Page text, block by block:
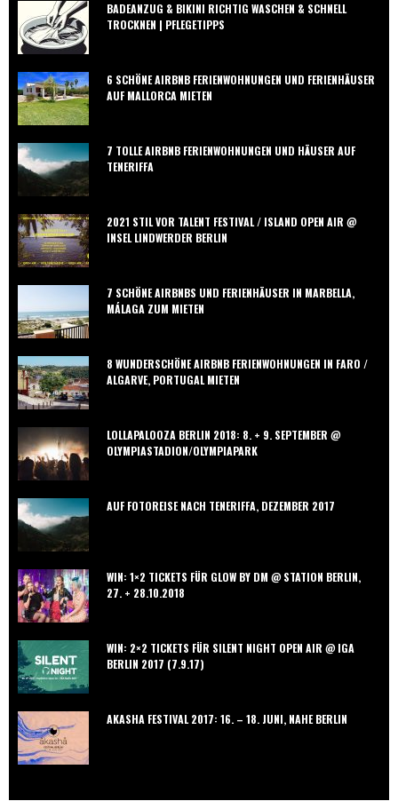
BADEANZUG & BIKINI RICHTIG WASCHEN & SCHNELL
TROCKNEN | PFLEGETIPPS
6 SCHÖNE AIRBNB FERIENWOHNUNGEN UND FERIENHÄUSER
AUF MALLORCA MIETEN
7 TOLLE AIRBNB FERIENWOHNUNGEN UND HÄUSER AUF
TENERIFFA
2021 STIL VOR TALENT FESTIVAL / ISLAND OPEN AIR @
INSEL LINDWERDER BERLIN
7 SCHÖNE AIRBNBS UND FERIENHÄUSER IN MARBELLA,
MÁLAGA ZUM MIETEN
8 WUNDERSCHÖNE AIRBNB FERIENWOHNUNGEN IN FARO /
ALGARVE, PORTUGAL MIETEN
LOLLAPALOOZA BERLIN 2018: 8. + 9. SEPTEMBER @
OLYMPIASTADION/OLYMPIAPARK
AUF FOTOREISE NACH TENERIFFA, DEZEMBER 2017
WIN: 1×2 TICKETS FÜR GLOW BY DM @ STATION BERLIN,
27. + 28.10.2018
WIN: 2×2 TICKETS FÜR SILENT NIGHT OPEN AIR @ IGA
BERLIN 2017 (7.9.17)
AKASHA FESTIVAL 2017: 16. – 18. JUNI, NAHE BERLIN